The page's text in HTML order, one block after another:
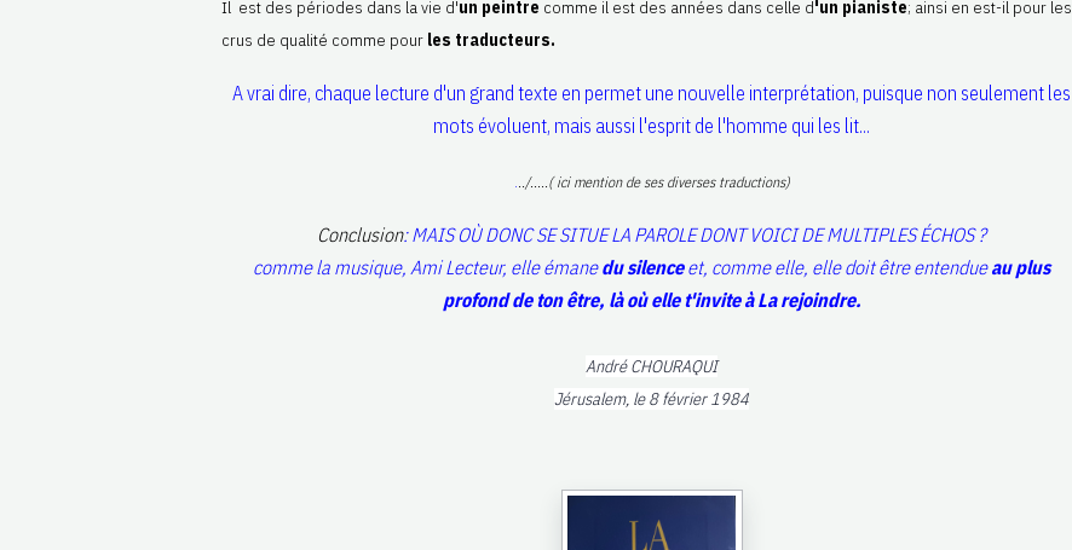
Il est des périodes dans la vie d'un peintre comme il est des années dans celle d'un pianiste; ainsi en est-il pour les
crus de qualité comme pour les traducteurs.
A vrai dire, chaque lecture d'un grand texte en permet une nouvelle interprétation, puisque non seulement les
mots évoluent, mais aussi l'esprit de l'homme qui les lit...
../.....( ici mention de ses diverses traductions)
Conclusion: MAIS OÙ DONC SE SITUE LA PAROLE DONT VOICI DE MULTIPLES ÉCHOS ?
comme la musique, Ami Lecteur, elle émanedu silenceet, comme elle, elle doit être entendueau plus
profond de ton être, là où elle t'invite à La rejoindre.
André CHOURAQUI
Jérusalem, le 8 février 1984